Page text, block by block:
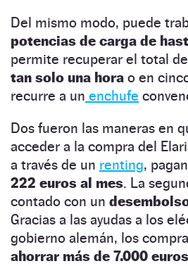
Del mismo modo, puede
potencias de carga de
permite recuperar el total
tan solo una hora o en
recurre a un enchufe
Dos fueron las maneras en
acceder a la compra del
a través de un renting,
222 euros al mes. La
contado con un
Gracias a las ayudas a los
gobierno alemán, los
ahorrar más de 7.000 euros